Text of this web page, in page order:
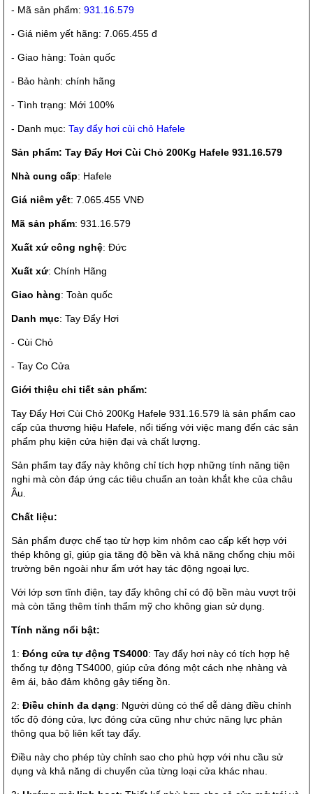
- Mã sản phẩm: 931.16.579
- Giá niêm yết hãng: 7.065.455 đ
- Giao hàng: Toàn quốc
- Bảo hành: chính hãng
- Tình trạng: Mới 100%
- Danh mục: Tay đẩy hơi cùi chỏ Hafele
Sản phẩm: Tay Đẩy Hơi Cùi Chỏ 200Kg Hafele 931.16.579
Nhà cung cấp: Hafele
Giá niêm yết: 7.065.455 VNĐ
Mã sản phẩm: 931.16.579
Xuất xứ công nghệ: Đức
Xuất xứ: Chính Hãng
Giao hàng: Toàn quốc
Danh mục: Tay Đẩy Hơi
- Cùi Chỏ
- Tay Co Cửa
Giới thiệu chi tiết sản phẩm:
Tay Đẩy Hơi Cùi Chỏ 200Kg Hafele 931.16.579 là sản phẩm cao
cấp của thương hiệu Hafele, nổi tiếng với việc mang đến các sản
phẩm phụ kiện cửa hiện đại và chất lượng.
Sản phẩm tay đẩy này không chỉ tích hợp những tính năng tiện
nghi mà còn đáp ứng các tiêu chuẩn an toàn khắt khe của châu
Âu.
Chất liệu:
Sản phẩm được chế tạo từ hợp kim nhôm cao cấp kết hợp với
thép không gỉ, giúp gia tăng độ bền và khả năng chống chịu môi
trường bên ngoài như ẩm ướt hay tác động ngoại lực.
Với lớp sơn tĩnh điện, tay đẩy không chỉ có độ bền màu vượt trội
mà còn tăng thêm tính thẩm mỹ cho không gian sử dụng.
Tính năng nổi bật:
1: Đóng cửa tự động TS4000: Tay đẩy hơi này có tích hợp hệ
thống tự động TS4000, giúp cửa đóng một cách nhẹ nhàng và
êm ái, bảo đảm không gây tiếng ồn.
2: Điều chỉnh đa dạng: Người dùng có thể dễ dàng điều chỉnh
tốc độ đóng cửa, lực đóng cửa cũng như chức năng lực phản
thông qua bộ liên kết tay đẩy.
Điều này cho phép tùy chỉnh sao cho phù hợp với nhu cầu sử
dụng và khả năng di chuyển của từng loại cửa khác nhau.